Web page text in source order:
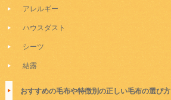
アレルギー
ハウスダスト
シーツ
結露
おすすめの毛布や特徴別の正しい毛布の選び方